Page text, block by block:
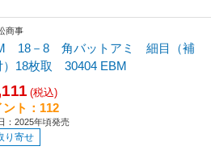
商事
18－8 角バットアミ 細目（補
）18枚取 30404 EBM
(税込)
ント：112
：2025年頃発売
り寄せ